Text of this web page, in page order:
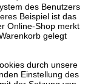
des Benutzers
Beispiel ist das
Online-Shop merkt
gelegt
durch unsere
Einstellung des